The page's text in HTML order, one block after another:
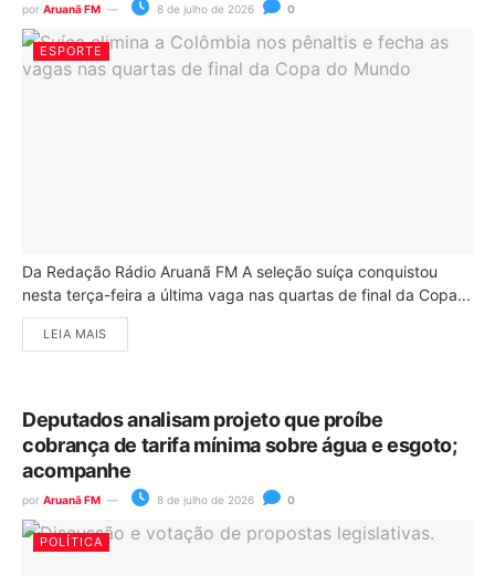
por Aruanã FM 8 de julho de 2026 0
ESPORTE
Da Redação Rádio Aruanã FM A seleção suíça conquistou
nesta terça-feira a última vaga nas quartas de final da Copa...
LEIA MAIS
Deputados analisam projeto que proíbe
cobrança de tarifa mínima sobre água e esgoto;
acompanhe
por Aruanã FM 8 de julho de 2026 0
POLÍTICA